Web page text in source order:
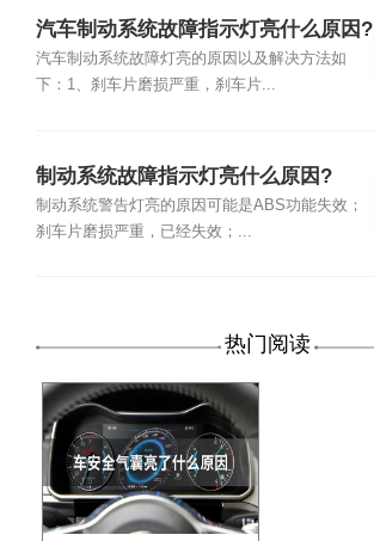
汽车制动系统故障指示灯亮什么原因?
汽车制动系统故障灯亮的原因以及解决方法如
下：1、刹车片磨损严重，刹车片...
制动系统故障指示灯亮什么原因?
制动系统警告灯亮的原因可能是ABS功能失效；
刹车片磨损严重，已经失效；...
热门阅读